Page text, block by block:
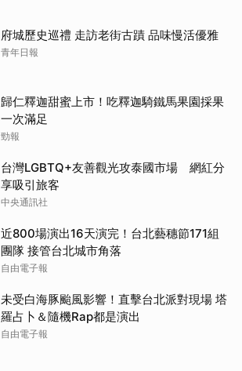
府城歷史巡禮 走訪老街古蹟 品味慢活優雅
青年日報
歸仁釋迦甜蜜上市！吃釋迦騎鐵馬果園採果
一次滿足
勁報
台灣LGBTQ+友善觀光攻泰國市場 網紅分
享吸引旅客
中央通訊社
近800場演出16天演完！台北藝穗節171組
團隊 接管台北城市角落
自由電子報
未受白海豚颱風影響！直擊台北派對現場 塔
羅占卜＆隨機Rap都是演出
自由電子報